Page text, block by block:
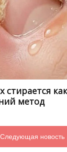
стирается
метод
Следующая новость